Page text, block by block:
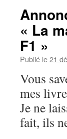
« La
F1 »
Publié le21
Vous
mes
Je ne
fait, ils